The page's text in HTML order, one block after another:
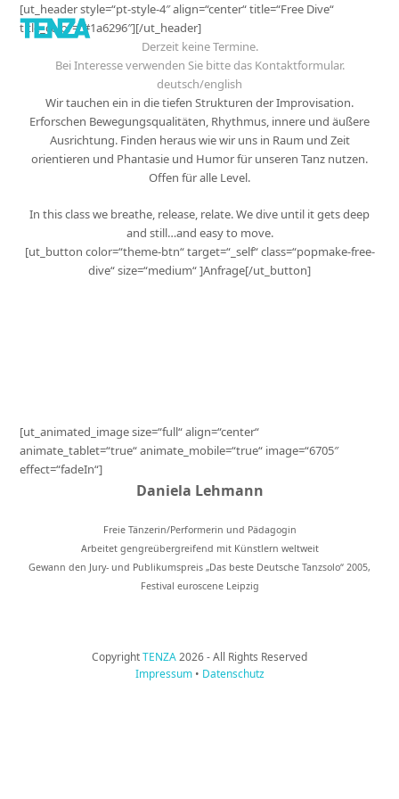
[ut_header style=“pt-style-4″ align=“center“ title=“Free Dive“
title_color=“#1a6296″][/ut_header]
Derzeit keine Termine.
Bei Interesse verwenden Sie bitte das Kontaktformular.
deutsch/english
Wir tauchen ein in die tiefen Strukturen der Improvisation.
Erforschen Bewegungsqualitäten, Rhythmus, innere und äußere
Ausrichtung. Finden heraus wie wir uns in Raum und Zeit
orientieren und Phantasie und Humor für unseren Tanz nutzen.
Offen für alle Level.
In this class we breathe, release, relate. We dive until it gets deep
and still…and easy to move.
[ut_button color=“theme-btn“ target=“_self“ class=“popmake-free-
dive“ size=“medium“ ]Anfrage[/ut_button]
[ut_animated_image size=“full“ align=“center“
animate_tablet=“true“ animate_mobile=“true“ image=“6705″
effect=“fadeIn“]
Daniela Lehmann
Freie Tänzerin/Performerin und Pädagogin
Arbeitet gengreübergreifend mit Künstlern weltweit
Gewann den Jury- und Publikumspreis „Das beste Deutsche Tanzsolo“ 2005,
Festival euroscene Leipzig
CopyrightTENZA2026 - All Rights Reserved
Impressum• Datenschutz